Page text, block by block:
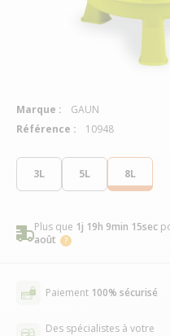
3L 5L 8L
Plus que 1j 19h 9min 15sec
août
Paiement 100% sécurisé
Des spécialistes à votre
Marque :
GAUN
Référence :
10948